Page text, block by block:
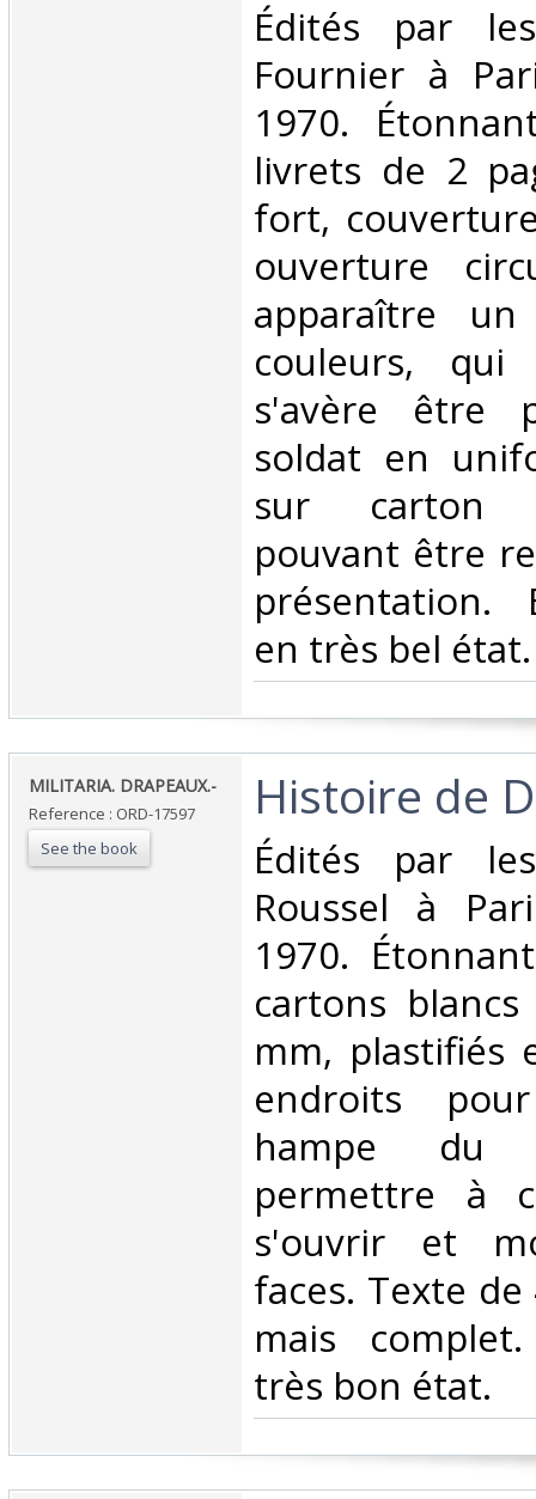
‎Édités par
Fournier à
1970.
livrets de 2
fort,
ouverture
apparaître
couleurs,
s'avère être
soldat en
sur carton
pouvant être
présentation.
en très bel état.‎
‎MILITARIA. DRAPEAUX.-‎
Reference : ORD-17597
See the book
‎Histoire de
‎Édités par
Roussel à
1970.
cartons
mm, plastifiés
endroits
hampe du
permettre à
s'ouvrir et
faces. Texte
mais
très bon état.‎